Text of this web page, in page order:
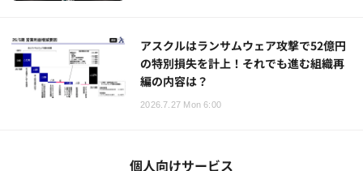
アスクルはランサムウェア攻撃で52億円
の特別損失を計上！それでも進む組織再
編の内容は？
2026.7.27 Mon 6:00
個人向けサービス